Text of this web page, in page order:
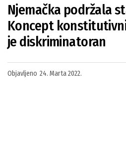
Njemačka podržala
Koncept
je diskriminatoran
Objavljeno 24. Marta 2022.